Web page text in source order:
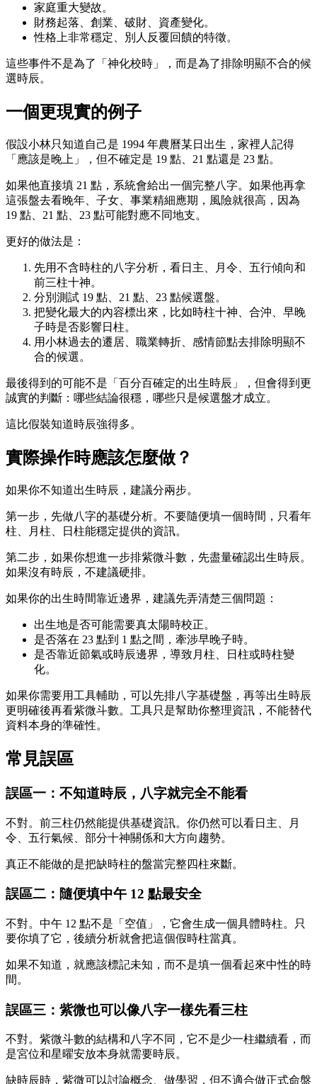
家庭重大變故。
財務起落、創業、破財、資產變化。
性格上非常穩定、別人反覆回饋的特徵。
這些事件不是為了「神化校時」，而是為了排除明顯不合的候
選時辰。
一個更現實的例子
假設小林只知道自己是 1994 年農曆某日出生，家裡人記得
「應該是晚上」，但不確定是 19 點、21 點還是 23 點。
如果他直接填 21 點，系統會給出一個完整八字。如果他再拿
這張盤去看晚年、子女、事業精細應期，風險就很高，因為
19 點、21 點、23 點可能對應不同地支。
更好的做法是：
先用不含時柱的八字分析，看日主、月令、五行傾向和
前三柱十神。
分別測試 19 點、21 點、23 點候選盤。
把變化最大的內容標出來，比如時柱十神、合沖、早晚
子時是否影響日柱。
用小林過去的遷居、職業轉折、感情節點去排除明顯不
合的候選。
最後得到的可能不是「百分百確定的出生時辰」，但會得到更
誠實的判斷：哪些結論很穩，哪些只是候選盤才成立。
這比假裝知道時辰強得多。
實際操作時應該怎麼做？
如果你不知道出生時辰，建議分兩步。
第一步，先做八字的基礎分析。不要隨便填一個時間，只看年
柱、月柱、日柱能穩定提供的資訊。
第二步，如果你想進一步排紫微斗數，先盡量確認出生時辰。
如果沒有時辰，不建議硬排。
如果你的出生時間靠近邊界，建議先弄清楚三個問題：
出生地是否可能需要真太陽時校正。
是否落在 23 點到 1 點之間，牽涉早晚子時。
是否靠近節氣或時辰邊界，導致月柱、日柱或時柱變
化。
如果你需要用工具輔助，可以先排八字基礎盤，再等出生時辰
更明確後再看紫微斗數。工具只是幫助你整理資訊，不能替代
資料本身的準確性。
常見誤區
誤區一：不知道時辰，八字就完全不能看
不對。前三柱仍然能提供基礎資訊。你仍然可以看日主、月
令、五行氣候、部分十神關係和大方向趨勢。
真正不能做的是把缺時柱的盤當完整四柱來斷。
誤區二：隨便填中午 12 點最安全
不對。中午 12 點不是「空值」，它會生成一個具體時柱。只
要你填了它，後續分析就會把這個假時柱當真。
如果不知道，就應該標記未知，而不是填一個看起來中性的時
間。
誤區三：紫微也可以像八字一樣先看三柱
不對。紫微斗數的結構和八字不同，它不是少一柱繼續看，而
是宮位和星曜安放本身就需要時辰。
缺時辰時，紫微可以討論概念、做學習，但不適合做正式命盤